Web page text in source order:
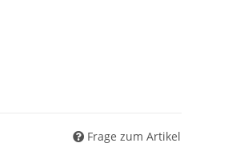
Frage zum Artikel